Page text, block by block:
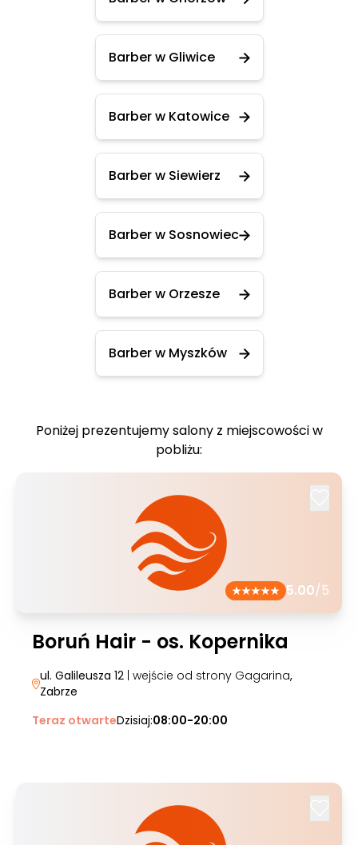
Barber w Gliwice
Barber w Katowice
Barber w Siewierz
Barber w Sosnowiec
Barber w Orzesze
Barber w Myszków
Poniżej prezentujemy salony z miejscowości w
pobliżu:
5.00/5
Boruń Hair - os. Kopernika
ul. Galileusza 12| wejście od strony Gagarina,
Zabrze
Teraz otwarteDzisiaj:08:00-20:00